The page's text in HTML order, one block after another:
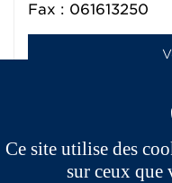
Fax : 061613250
Ce site utilise des
sur ceux que